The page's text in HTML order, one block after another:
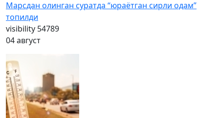
Марсдан олинган суратда “юраётган сирли одам”
топилди
visibility 54789
04 август